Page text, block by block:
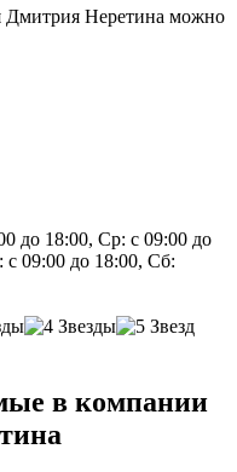
Дмитрия Неретина можно
до 18:00, Ср: с 09:00 до
с 09:00 до 18:00, Сб:
в компании